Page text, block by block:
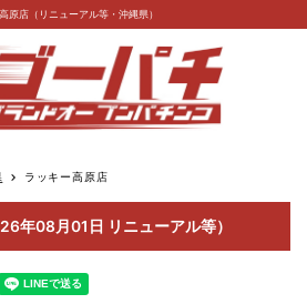
原店（リニューアル等・沖縄県）
keyboard_arrow_right ラッキー高原店
年08月01日 リニューアル等）